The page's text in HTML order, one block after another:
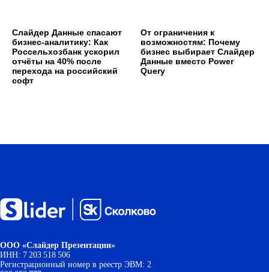
Слайдер Данные спасают
бизнес-аналитику: Как
Россельхозбанк ускорил
отчёты на 40% после
перехода на российский
софт
От ограничения к
возможностям: Почему
бизнес выбирает Слайдер
Данные вместо Power
Query
ООО «Слайдер Презентации»
ИНН: 7 203 518 506
Регистрационный номер в реестр ЭВМ: 2